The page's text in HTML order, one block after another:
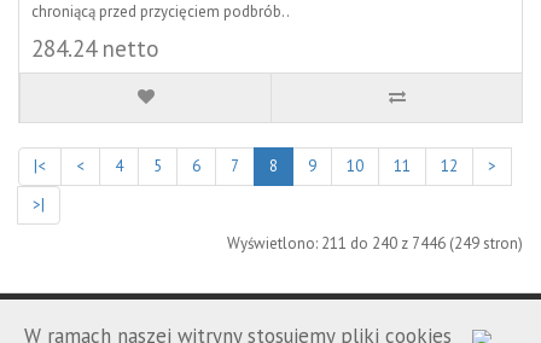
W ramach naszej witryny stosujemy pliki cookies
chroniącą przed przycięciem podbrób..
284.24 netto
|< < 4 5 6 7 8 9 10 11 12
>
>|
Wyświetlono: 211 do 240 z 7446 (249 stron)